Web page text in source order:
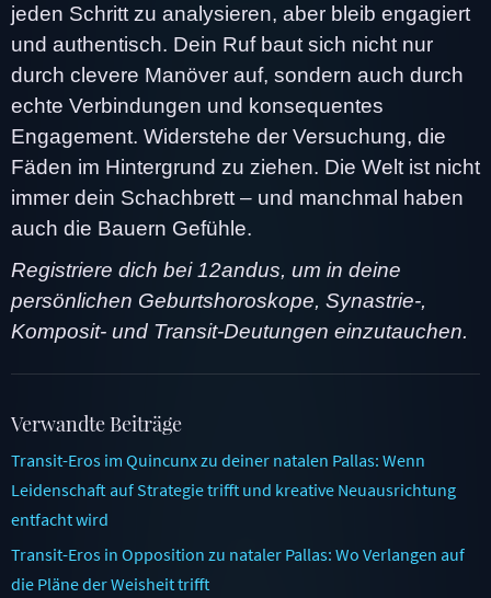
jeden Schritt zu analysieren, aber bleib engagiert
und authentisch. Dein Ruf baut sich nicht nur
durch clevere Manöver auf, sondern auch durch
echte Verbindungen und konsequentes
Engagement. Widerstehe der Versuchung, die
Fäden im Hintergrund zu ziehen. Die Welt ist nicht
immer dein Schachbrett – und manchmal haben
auch die Bauern Gefühle.
Registriere dich bei 12andus, um in deine
persönlichen Geburtshoroskope, Synastrie-,
Komposit- und Transit-Deutungen einzutauchen.
Verwandte Beiträge
Transit-Eros im Quincunx zu deiner natalen Pallas: Wenn
Leidenschaft auf Strategie trifft und kreative Neuausrichtung
entfacht wird
Transit-Eros in Opposition zu nataler Pallas: Wo Verlangen auf
die Pläne der Weisheit trifft